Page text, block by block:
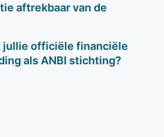
aftrekbaar van de
jullie officiële financiële
als ANBI stichting?